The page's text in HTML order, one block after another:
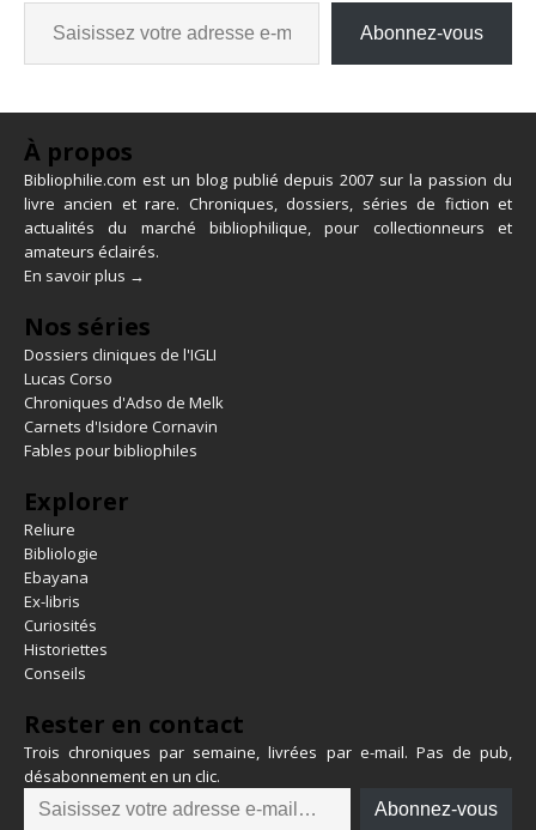
Abonnez-vous
À propos
Bibliophilie.com est un blog publié depuis 2007 sur la passion du
livre ancien et rare. Chroniques, dossiers, séries de fiction et
actualités du marché bibliophilique, pour collectionneurs et
amateurs éclairés.
En savoir plus →
Nos séries
Dossiers cliniques de l'IGLI
Lucas Corso
Chroniques d'Adso de Melk
Carnets d'Isidore Cornavin
Fables pour bibliophiles
Explorer
Reliure
Bibliologie
Ebayana
Ex-libris
Curiosités
Historiettes
Conseils
Rester en contact
Trois chroniques par semaine, livrées par e-mail. Pas de pub,
désabonnement en un clic.
Abonnez-vous